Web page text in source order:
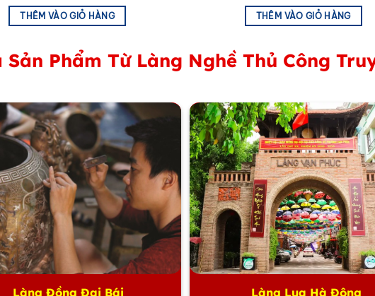
THÊM VÀO GIỎ HÀNG THÊM VÀO GIỎ HÀNG
Sản Phẩm Từ Làng Nghề Thủ Công
Làng Đồng Đại Bái Làng Lụa Hà Đông